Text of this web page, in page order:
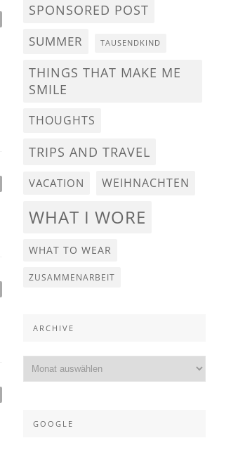
SPONSORED POST
SUMMER TAUSENDKIND
THINGS THAT MAKE ME
SMILE
THOUGHTS
TRIPS AND TRAVEL
VACATION WEIHNACHTEN
WHAT I WORE
WHAT TO WEAR
ZUSAMMENARBEIT
ARCHIVE
GOOGLE